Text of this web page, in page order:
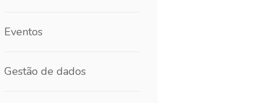
Eventos
Gestão de dados